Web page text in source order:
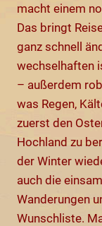
macht einem
Das bringt
ganz schnell
wechselhaften
– außerdem
was Regen,
zuerst den
Hochland zu
der Winter
auch die
Wanderungen
Wunschliste.